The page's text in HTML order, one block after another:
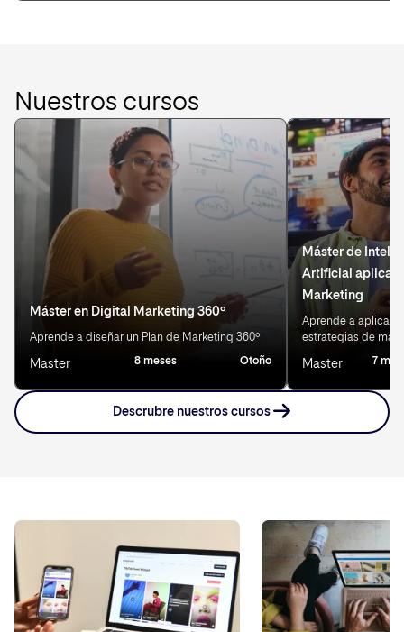
Nuestros cursos
Máster en Digital Marketing 360º
Aprende a diseñar un Plan de Marketing 360º
Master 8 meses Otoño
Máster de
Artificial
Marketing
Aprende a aplicar
estrategias de
Master 7
Descrubre nuestros cursos